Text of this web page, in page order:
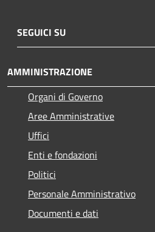
SEGUICI SU
AMMINISTRAZIONE
Organi di Governo
Aree Amministrative
Uffici
Enti e fondazioni
Politici
Personale Amministrativo
Documenti e dati